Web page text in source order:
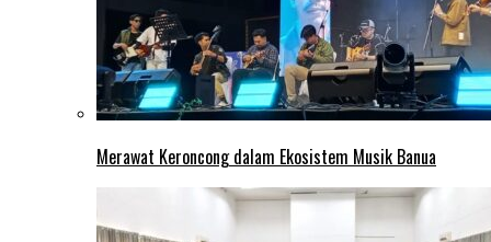
Merawat Keroncong dalam Ekosistem Musik Banua